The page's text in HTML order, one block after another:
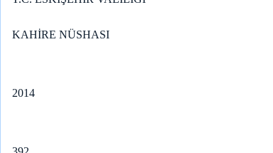
KAHİRE NÜSHASI
2014